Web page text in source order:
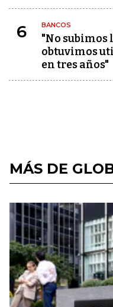
6 BANCOS
"No subimos
obtuvimos
en tres años"
MÁS DE